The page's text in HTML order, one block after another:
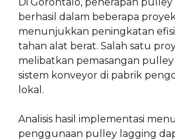
berhasil dalam beberapa
menunjukkan peningkatan
tahan alat berat. Salah satu
melibatkan pemasangan
sistem konveyor di pabrik
lokal.
Analisis hasil implementasi
penggunaan pulley lagging